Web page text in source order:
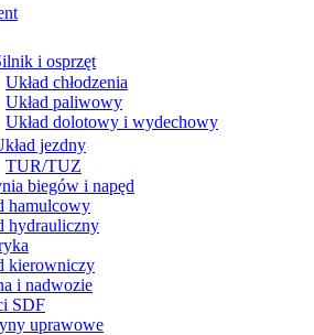
i osprzęt
Układ chłodzenia
Układ paliwowy
Układ dolotowy i wydechowy
jezdny
TUR/TUZ
biegów i napęd
hamulcowy
hydrauliczny
kierowniczy
i nadwozie
SDF
uprawowe